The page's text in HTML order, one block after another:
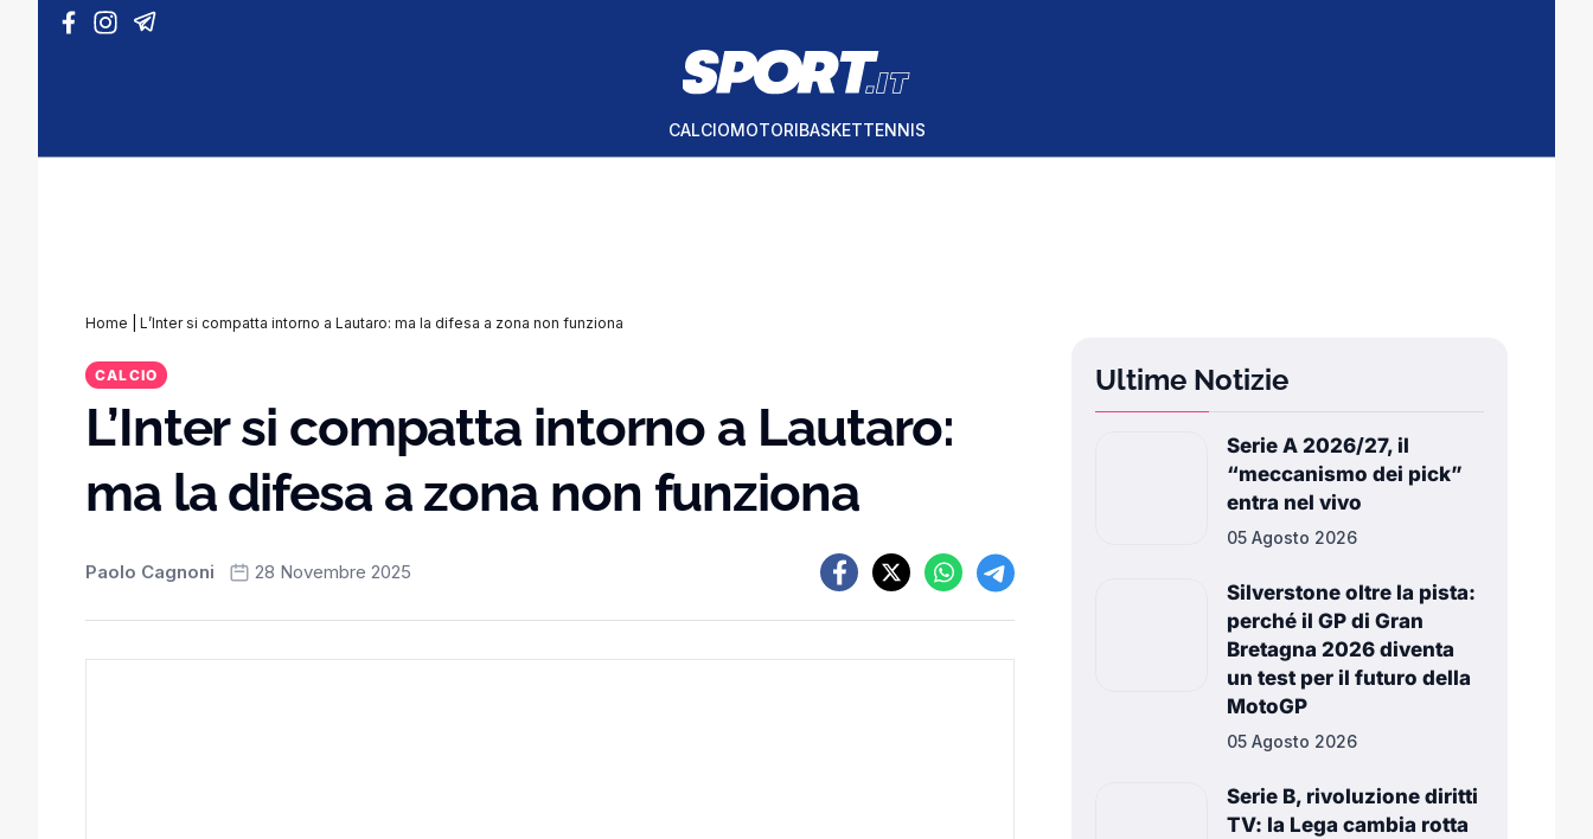
Vai al contenuto
CALCIOMOTORIBASKETTENNIS
Home L’Inter si compatta intorno a Lautaro: ma la difesa a zona non funziona
CALCIO
L’Inter si compatta intorno a Lautaro:
ma la difesa a zona non funziona
Paolo Cagnoni 28 Novembre 2025
Ultime Notizie
Serie A 2026/27, il
“meccanismo dei pick”
entra nel vivo
05 Agosto 2026
Silverstone oltre la pista:
perché il GP di Gran
Bretagna 2026 diventa
un test per il futuro della
MotoGP
05 Agosto 2026
Serie B, rivoluzione diritti
TV: la Lega cambia rotta